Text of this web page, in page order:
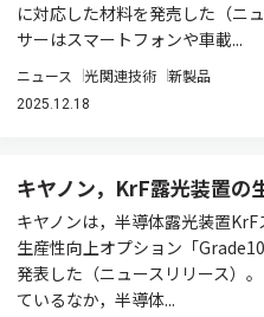
に対応した材料を発売した（ニ
サーはスマートフォンや車載...
ニュース 光関連技術 新製品
2025.12.18
キヤノン，KrF露光装置の
キヤノンは，半導体露光装置
生産性向上オプション「
発表した（ニュースリリース）
ているなか，半導体...